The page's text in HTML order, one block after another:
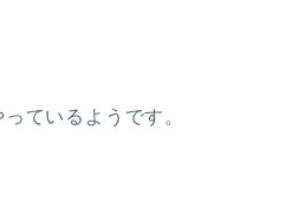
ているようです。